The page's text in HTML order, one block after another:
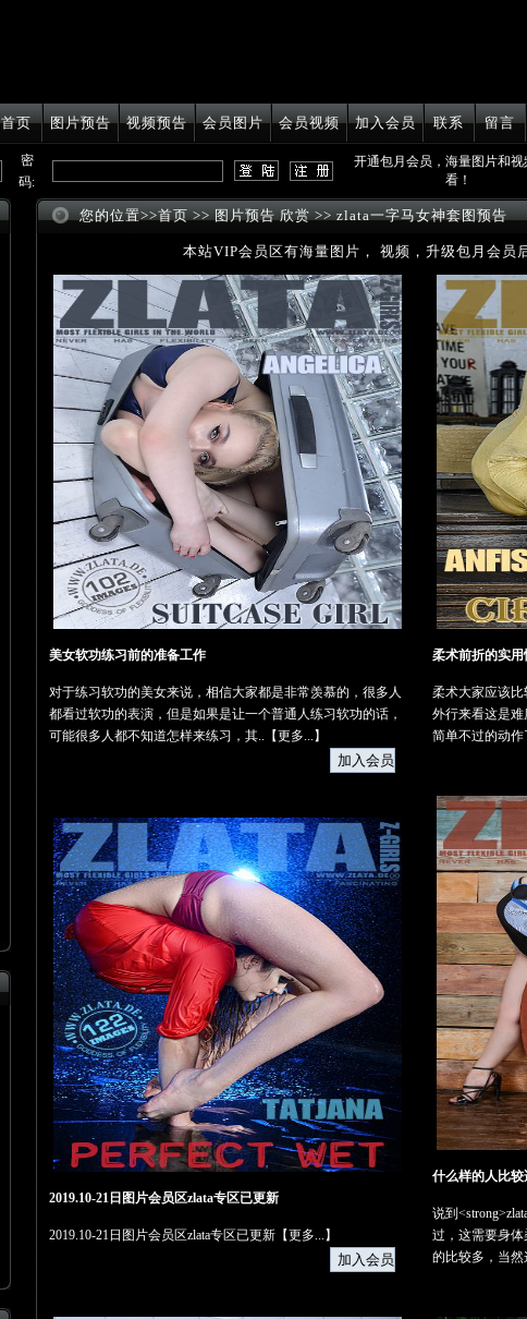
首页 图片预告 视频预告 会员图片 会员视频 加入会员 联系 留言
密
码:
开通包月会员，海量图片和视
看！
您的位置>>首页 >> 图片预告 欣赏 >> zlata一字马女神套图预告
本站VIP会员区有海量图片， 视频，升级包月会员
美女软功练习前的准备工作
对于练习软功的美女来说，相信大家都是非常羡慕的，很多人
都看过软功的表演，但是如果是让一个普通人练习软功的话，
可能很多人都不知道怎样来练习，其..【更多... 】
柔术前折的实用
柔术大家应该
外行来看这是
简单不过的动作
2019.10-21日图片会员区zlata专区已更新
2019.10-21日图片会员区zlata专区已更新【更多... 】
什么样的人比
说到
过，这需要身
的比较多，当然